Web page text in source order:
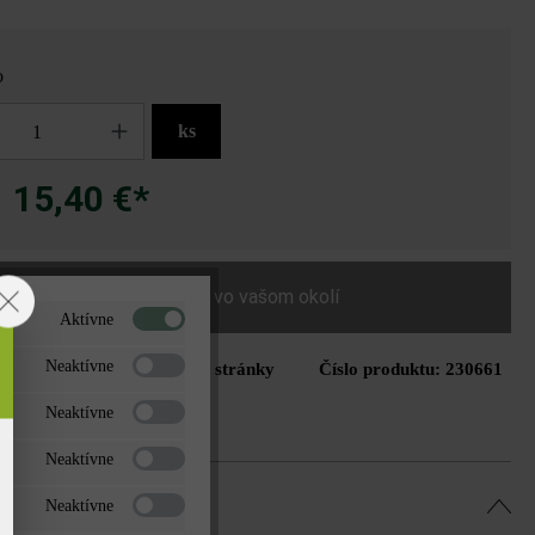
ks
15,40 €*
Nájdite predajcu vo vašom okolí
zoznamu želaní Tlač stránky Číslo produktu: 230661
Aktívne
Neaktívne
Neaktívne
Neaktívne
Neaktívne